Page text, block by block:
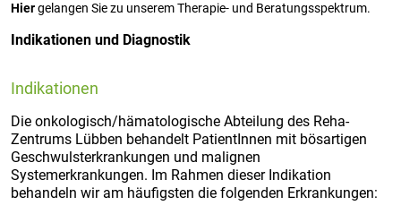
Hiergelangen Sie zu unserem Therapie- und Beratungsspektrum.
Indikationen und Diagnostik
Indikationen
Die onkologisch/hämatologische Abteilung des Reha-
Zentrums Lübben behandelt PatientInnen mit bösartigen
Geschwulsterkrankungen und malignen
Systemerkrankungen. Im Rahmen dieser Indikation
behandeln wir am häufigsten die folgenden Erkrankungen: